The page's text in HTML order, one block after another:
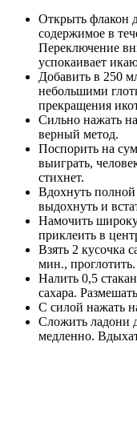
Открыть флакон
содержимое в
Переключение
успокаивает
Добавить в 250
небольшими
прекращения
Сильно нажать
верный метод.
Поспорить на
выиграть,
стихнет.
Вдохнуть
выдохнуть и
Намочить
приклеить в
Взять 2 кусочка
мин., проглотить.
Налить 0,5
сахара.
С силой нажать
Сложить ладони
медленно.